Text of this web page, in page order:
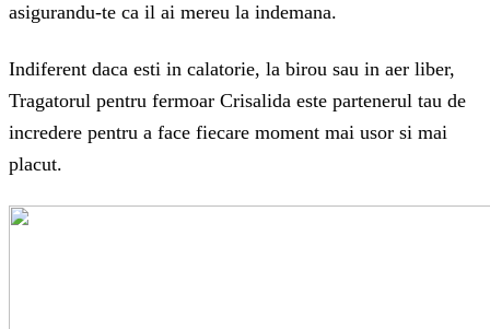
asigurandu-te ca il ai mereu la indemana.
Indiferent daca esti in calatorie, la birou sau in aer liber,
Tragatorul pentru fermoar Crisalida este partenerul tau de
incredere pentru a face fiecare moment mai usor si mai
placut.